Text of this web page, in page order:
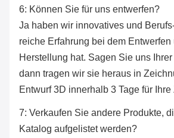
6: Können Sie für uns entwerfen?
Ja haben wir innovatives und
reiche Erfahrung bei dem Entwerfen
Herstellung hat. Sagen Sie uns
dann tragen wir sie heraus in
Entwurf 3D innerhalb 3 Tage für Ihre
7: Verkaufen Sie andere Produkte,
Katalog aufgelistet werden?